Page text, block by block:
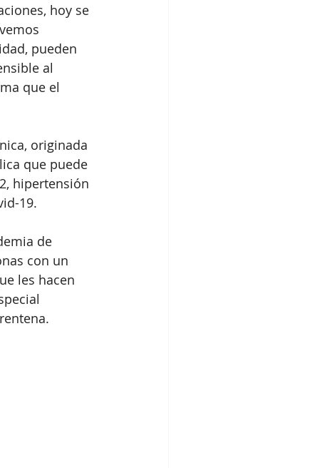
hoy se
pueden
al
que el
originada
que puede
hipertensión
19.
de
con un
les hacen